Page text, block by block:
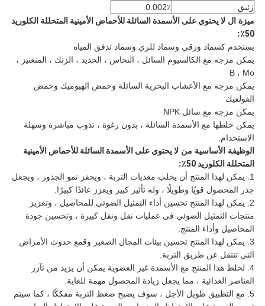
زئبق
0.002٪
ميزة ال لا يحتوي على الأسمدة السائلة للأحماض الأمينية المتحللة الكلوريد
50٪ :
يستخدم كسماد ورقي وسماد للري وسماد تدفق المياه
يمكن مزجه مع الكالسيوم السائل ، النحاس ، الحديد ، الزنك ، المنغنيز ،
B ، Mo
يمكن مزجه مع الأعشاب البحرية السائلة وحمض الهيوميك وحمض
الفولفيك
يمكن مزجه مع سائل NPK
يمكن خلطها مع الأسمدة السائلة ، بدون رغوة ، تذوب مباشرة وسهلة
الاستخدام.
الوظيفة الأساسية من لا يحتوي على الأسمدة السائلة للأحماض الأمينية
المتحللة الكلوريد 50٪
:
1. يمكن لهذا المنتج أن يخلب مغذيات التربة ، ويحفز نمو الجذور ، ويجعل
جذر المحصول قويًا وطويلًا ، وله تأثير كبير ويعزز عائدًا كبيرًا.
2. يمكن لهذا المنتج تحسين أداء التمثيل الضوئي للمحاصيل ، وتعزيز
منتجات التمثيل الضوئي في عمليات نقل ونقل كبيرة ، وتحسين جودة
المحاصيل وأداء المنتج.
3. يمكن لهذا المنتج تحسين بيئات المجال الصغير وقمع حدوث الأمراض
التي تنتقل عن طريق التربة.
4. لخلط هذا المنتج مع الأسمدة غير العضوية يمكن أن يزيد من تآزر
العناصر الغذائية ، مما يجعل زيادة المحصول مهمة للغاية.
5. مع التطبيق طويل الأجل ، سوف يصبح ضغط التربة مفككًا ، كما سيتم